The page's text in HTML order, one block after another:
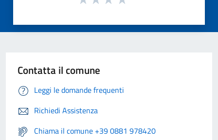
Contatta il comune
Leggi le domande frequenti
Richiedi Assistenza
Chiama il comune +39 0881 978420